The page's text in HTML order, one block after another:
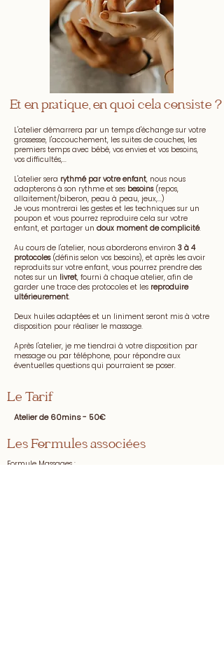
Et en pratique, en quoi cela consiste ?
L'atelier démarrera par un temps d'échange sur votre
grossesse, l'accouchement, les suites de couches, les
premiers temps avec bébé, vos envies et vos besoins,
vos difficultés,...
L'atelier sera rythmé par votre enfant, nous nous
adapterons à son rythme et ses besoins(repos,
allaitement/biberon, peau à peau, jeux,...)
Je vous montrerai les gestes et les techniques sur un
poupon et vous pourrez reproduire cela sur votre
enfant, et partager un doux moment de complicité.
Au cours de l'atelier, nous aborderons environ 3 à 4
protocoles(définis selon vos besoins), et après les avoir
reproduits sur votre enfant, vous pourrez prendre des
notes sur un livret, fourni à chaque atelier, afin de
garder une trace des protocoles et les reproduire
ultérieurement.
Deux huiles adaptées et un liniment seront mis à votre
disposition pour réaliser le massage.
Après l'atelier, je me tiendrai à votre disposition par
message ou par téléphone, pour répondre aux
éventuelles questions qui pourraient se poser.
Le Tarif
Atelier de 60mins - 50€
Les Formules associées
Formule Massages :